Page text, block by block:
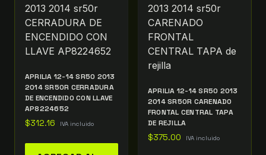
APRILIA 12-14 SR50 2013
2014 SR50R CERRADURA
DE ENCENDIDO CON LLAVE
AP8224652
$312.16 IVA incluido
APRILIA 12-14 SR50 2013
2014 SR50R CARENADO
FRONTAL CENTRAL TAPA
DE REJILLA
$375.00 IVA incluido